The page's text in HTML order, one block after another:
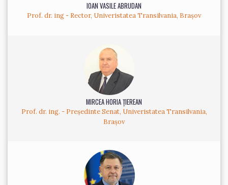
IOAN VASILE ABRUDAN
Prof. dr. ing - Rector, Univeristatea Transilvania, Brașov
MIRCEA HORIA ȚIEREAN
Prof. dr. ing. - Președinte Senat, Univeristatea Transilvania,
Brașov